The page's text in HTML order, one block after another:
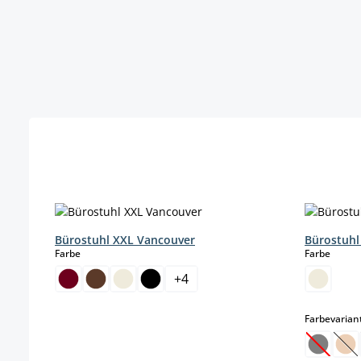
Bürostuhl XXL Vancouver
Farbeauswählen
+4
Bürostuhl
Farbe
(Diese